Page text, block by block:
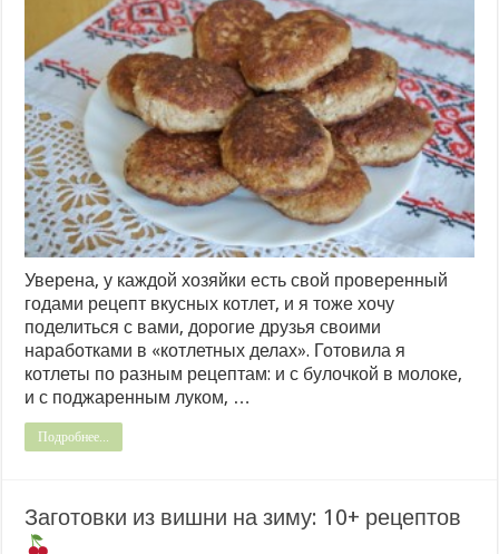
Уверена, у каждой хозяйки есть свой проверенный
годами рецепт вкусных котлет, и я тоже хочу
поделиться с вами, дорогие друзья своими
наработками в «котлетных делах». Готовила я
котлеты по разным рецептам: и с булочкой в молоке,
и с поджаренным луком, …
Подробнее...
Заготовки из вишни на зиму: 10+ рецептов